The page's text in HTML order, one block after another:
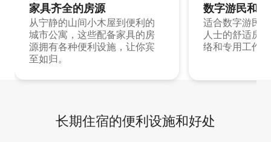
家具齐全的房源
从宁静的山间小木屋到便利的
城市公寓，这些配备家具的房
源拥有各种便利设施，让你宾
至如归。
数字游民和
适合数字游民
人士的舒适房
络和专用工作
长期住宿的便利设施和好处